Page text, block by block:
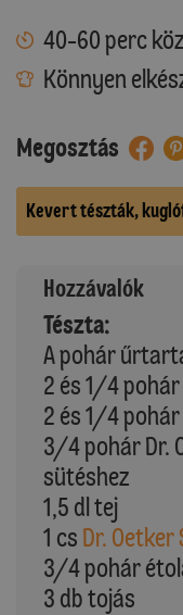
40-60 perc
Könnyen
Megosztás
Kevert tészták,
Hozzávalók
Tészta:
A pohár
2 és 1/4
2 és 1/4
3/4 pohár Dr.
sütéshez
1,5 dl tej
1 cs Dr.
3/4 pohár
3 db tojás